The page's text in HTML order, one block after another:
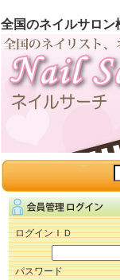
全国のネイルサロン
ログインＩＤ
パスワード